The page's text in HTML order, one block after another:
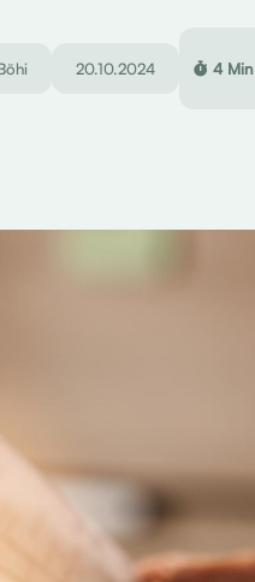
20.10.2024 4 Min